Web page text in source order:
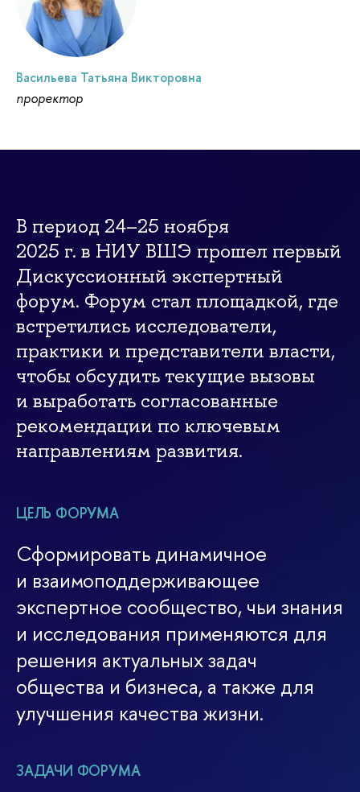
Васильева Татьяна Викторовна
проректор
В период 24–25 ноября
2025 г. в НИУ ВШЭ прошел первый
Дискуссионный экспертный
форум. Форум стал площадкой, где
встретились исследователи,
практики и представители власти,
чтобы обсудить текущие вызовы
и выработать согласованные
рекомендации по ключевым
направлениям развития.
ЦЕЛЬ ФОРУМА
Сформировать динамичное
и взаимоподдерживающее
экспертное сообщество, чьи знания
и исследования применяются для
решения актуальных задач
общества и бизнеса, а также для
улучшения качества жизни.
ЗАДАЧИ ФОРУМА